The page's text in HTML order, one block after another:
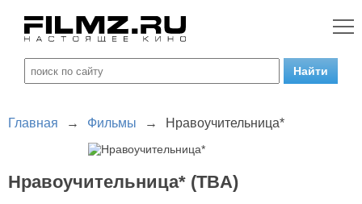
Главная → Фильмы → Нравоучительница*
Нравоучительница* (TBA)